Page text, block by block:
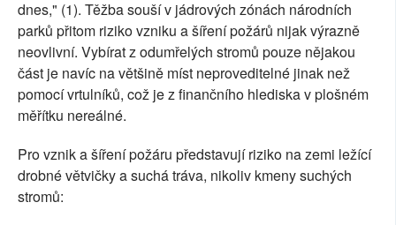
dnes," (1). Těžba souší v jádrových zónách národních
parků přitom riziko vzniku a šíření požárů nijak výrazně
neovlivní. Vybírat z odumřelých stromů pouze nějakou
část je navíc na většině míst neproveditelné jinak než
pomocí vrtulníků, což je z finančního hlediska v plošném
měřítku nereálné.
Pro vznik a šíření požáru představují riziko na zemi ležící
drobné větvičky a suchá tráva, nikoliv kmeny suchých
stromů: